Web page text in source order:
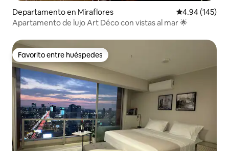
Departamento en Miraflores Calificación
4.94 (145)
Apartamento de lujo Art Déco con vistas al mar 🌟
Favorito entre huéspedes
Favorito entre huéspedes